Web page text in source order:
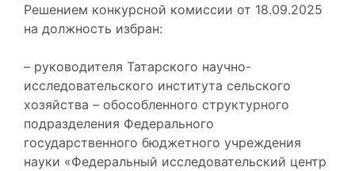
Решением конкурсной комиссии от 18.09.2025
на должность избран:
– руководителя Татарского научно-
исследовательского института сельского
хозяйства – обособленного структурного
подразделения Федерального
государственного бюджетного учреждения
науки «Федеральный исследовательский центр